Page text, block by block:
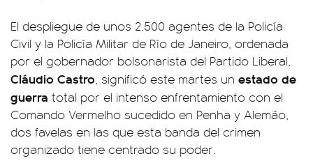
El despliegue de unos 2.500 agentes de la Policía
Civil y la Policía Militar de Río de Janeiro, ordenada
por el gobernador bolsonarista del Partido Liberal,
Cláudio Castro, significó este martes un estado de
guerra total por el intenso enfrentamiento con el
Comando Vermelho sucedido en Penha y Alemão,
dos favelas en las que esta banda del crimen
organizado tiene centrado su poder.